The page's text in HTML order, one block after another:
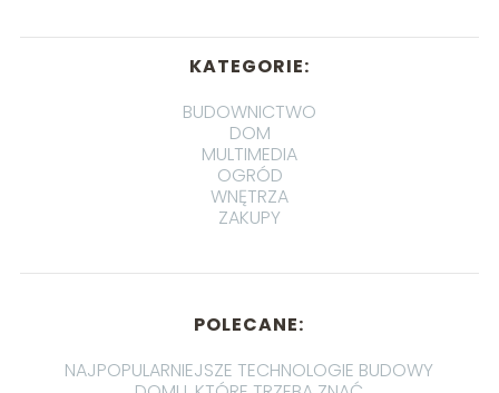
KATEGORIE:
BUDOWNICTWO
DOM
MULTIMEDIA
OGRÓD
WNĘTRZA
ZAKUPY
POLECANE:
NAJPOPULARNIEJSZE TECHNOLOGIE BUDOWY